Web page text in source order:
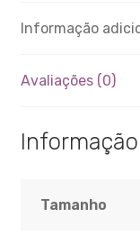
Informação
Avaliações (0)
Tamanho